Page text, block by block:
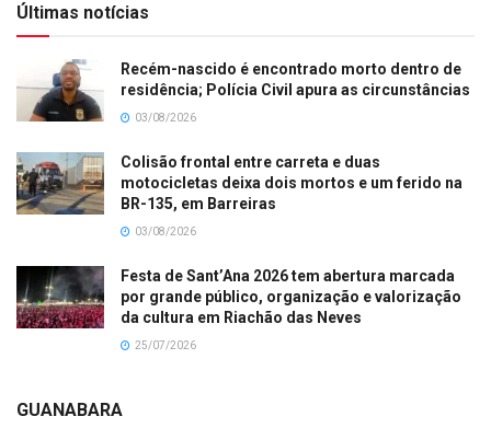
Últimas notícias
Recém-nascido é encontrado morto dentro de
residência; Polícia Civil apura as circunstâncias
03/08/2026
Colisão frontal entre carreta e duas
motocicletas deixa dois mortos e um ferido na
BR-135, em Barreiras
03/08/2026
Festa de Sant’Ana 2026 tem abertura marcada
por grande público, organização e valorização
da cultura em Riachão das Neves
25/07/2026
GUANABARA